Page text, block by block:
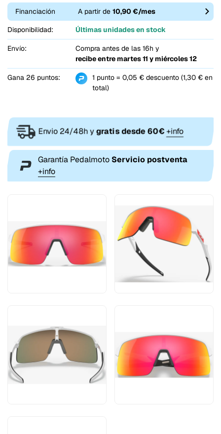
Financiación A partir de10,90 €/mes
Disponibilidad: Últimas unidades en stock
Envío:
Compra antes de las 16h y
recibe entre martes 11 y miércoles 12
Gana 26 puntos:
1 punto = 0,05 € descuento (1,30 € en
total)
Envio 24/48h ygratis desde 60€+info
Garantía Pedalmoto Servicio postventa
+info